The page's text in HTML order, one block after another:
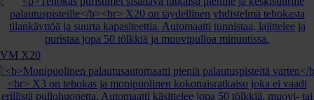
X20